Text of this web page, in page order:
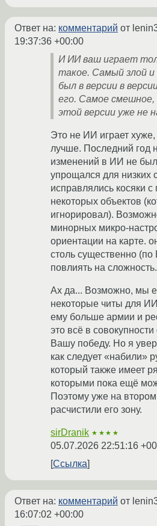
Ответ на: комментарий от
19:37:36 +00:00
И ИИ ваш играет
такое. Самый злой
был в версии в
его. Самое
этой версии уже не
Это не ИИ играет
лучше. Последний год
изменений в ИИ не
упрощался для низких
исправлялись косяки с
некоторых объектов
игнорировал).
минорных микро-
ориентации на карте.
столь существенно
повлиять на сложность.
Ах да... Возможно, мы
некоторые читы для
ему больше армии и
это всё в
Вашу победу. Но я
как следует «набили»
который также имеет
которыми пока ещё
Поэтому уже на
расчистили его зону.
sirDranik ★★★★
05.07.2026 22:51:16
Ссылка
Ответ на: комментарий от
16:07:02 +00:00